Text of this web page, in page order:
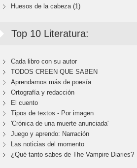
Huesos de la cabeza (1)
Top 10 Literatura:
Cada libro con su autor
TODOS CREEN QUE SABEN
Aprendamos más de poesía
Ortografía y redacción
El cuento
Tipos de textos - Por imagen
'Crónica de una muerte anunciada'
Juego y aprendo: Narración
Las noticias del momento
¿Qué tanto sabes de The Vampire Diaries?